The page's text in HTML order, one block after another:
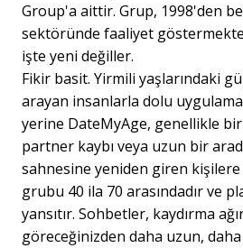
Group'a aittir. Grup, 1998'den
sektöründe faaliyet
işte yeni değiller.
Fikir basit. Yirmili yaşlarındaki
arayan insanlarla dolu
yerine DateMyAge, genellikle
partner kaybı veya uzun bir
sahnesine yeniden giren kişilere
grubu 40 ila 70 arasındadır ve
yansıtır. Sohbetler, kaydırma
göreceğinizden daha uzun, daha